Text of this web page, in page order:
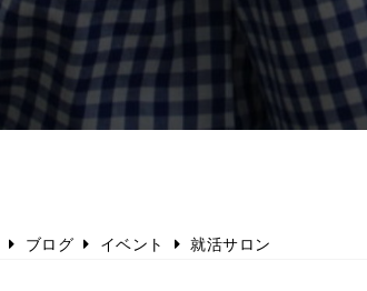
ブログ イベント 就活サロン